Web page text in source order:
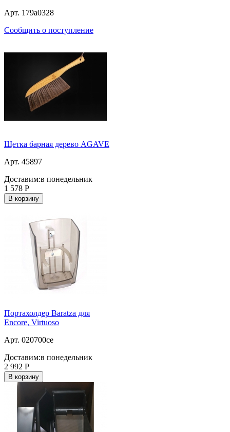
Арт. 179a0328
Сообщить о поступление
Щетка барная дерево AGAVE
Арт. 45897
Доставим:в понедельник
1 578 Р
В корзину
Портахолдер Baratza для
Encore, Virtuoso
Арт. 020700ce
Доставим:в понедельник
2 992 Р
В корзину